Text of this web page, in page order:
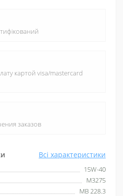
Всі характеристики
15W-40
M3275
MB 228.3
картой visa/mastercard
заказов